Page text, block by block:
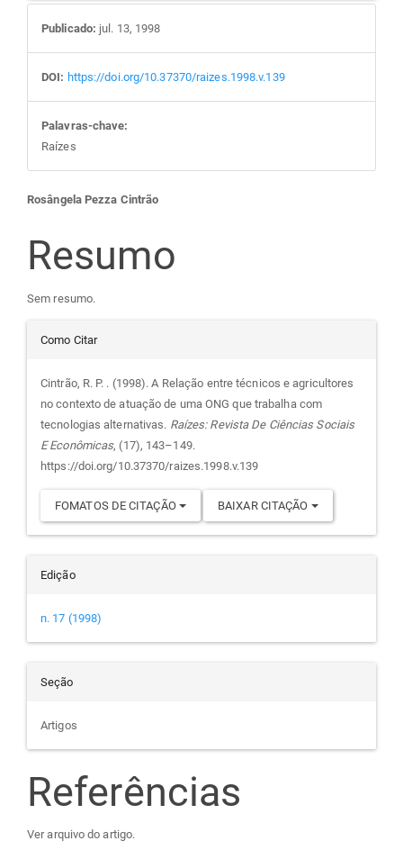
Publicado: jul. 13, 1998
DOI: https://doi.org/10.37370/raizes.1998.v.139
Palavras-chave:
Raízes
Conteúdo
do
artigo
principal
Rosângela Pezza Cintrão
Resumo
Sem resumo.
Detalhes
do
artigo
Como Citar
Cintrão, R. P. . (1998). A Relação entre técnicos e agricultores
no contexto de atuação de uma ONG que trabalha com
tecnologias alternativas. Raízes: Revista De Ciências Sociais
E Econômicas, (17), 143–149.
https://doi.org/10.37370/raizes.1998.v.139
FOMATOS DE CITAÇÃO BAIXAR CITAÇÃO
Edição
n. 17 (1998)
Seção
Artigos
Referências
Ver arquivo do artigo.